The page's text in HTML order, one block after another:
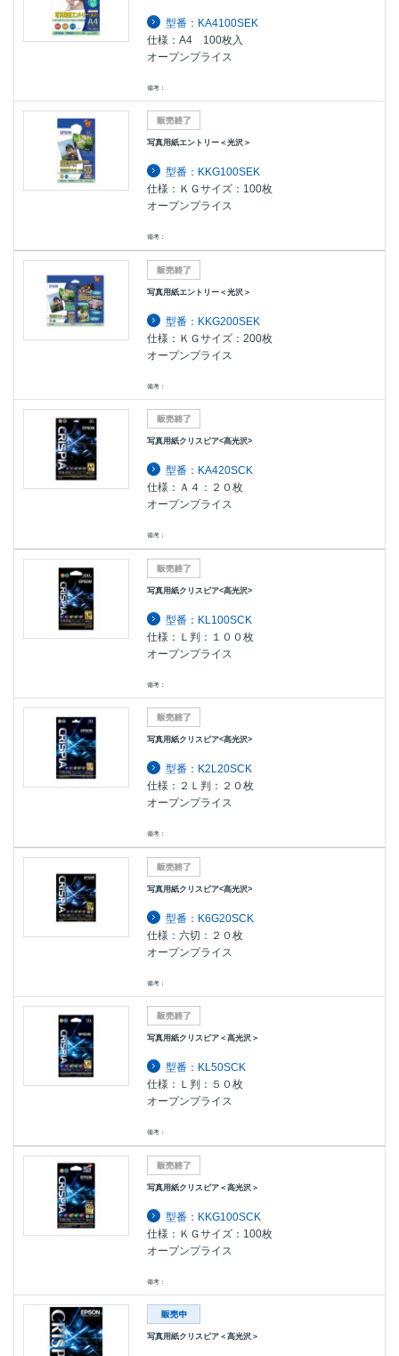
型番：KA4100SEK
仕様：A4 100枚入
オープンプライス
備考：
写真用紙エントリー＜光沢＞
型番：KKG100SEK
仕様：ＫＧサイズ：100枚
オープンプライス
備考：
写真用紙エントリー＜光沢＞
型番：KKG200SEK
仕様：ＫＧサイズ：200枚
オープンプライス
備考：
写真用紙クリスピア<高光沢>
型番：KA420SCK
仕様：Ａ４：２０枚
オープンプライス
備考：
写真用紙クリスピア<高光沢>
型番：KL100SCK
仕様：Ｌ判：１００枚
オープンプライス
備考：
写真用紙クリスピア<高光沢>
型番：K2L20SCK
仕様：２Ｌ判：２０枚
オープンプライス
備考：
写真用紙クリスピア<高光沢>
型番：K6G20SCK
仕様：六切：２０枚
オープンプライス
備考：
写真用紙クリスピア＜高光沢＞
型番：KL50SCK
仕様：Ｌ判：５０枚
オープンプライス
備考：
写真用紙クリスピア＜高光沢＞
型番：KKG100SCK
仕様：ＫＧサイズ：100枚
オープンプライス
備考：
写真用紙クリスピア＜高光沢＞